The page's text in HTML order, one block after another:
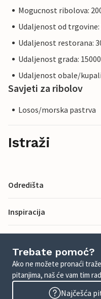
Mogucnost ribolova:
Udaljenost od trgovine:
Udaljenost restorana:
Udaljenost grada:
Udaljenost obale/
Savjeti za ribolov
Losos/morska pastrva
Istraži
Odredišta
Inspiracija
Trebate pomoć?
Ako ne možete pronaći
pitanjima, naš će vam tim
Najčešća